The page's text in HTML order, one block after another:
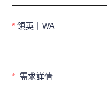
領英丨WA
需求詳情